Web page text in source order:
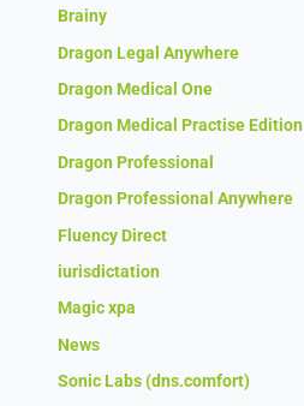
Brainy
Dragon Legal Anywhere
Dragon Medical One
Dragon Medical Practise Edition
Dragon Professional
Dragon Professional Anywhere
Fluency Direct
iurisdictation
Magic xpa
News
Sonic Labs (dns.comfort)